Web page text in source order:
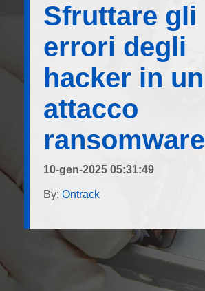
Sfruttare gli
errori degli
hacker in un
attacco
ransomware
10-gen-2025 05:31:49
By: Ontrack